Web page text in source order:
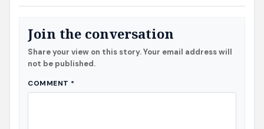
Join the conversation
Share your view on this story. Your email address will
not be published.
COMMENT *